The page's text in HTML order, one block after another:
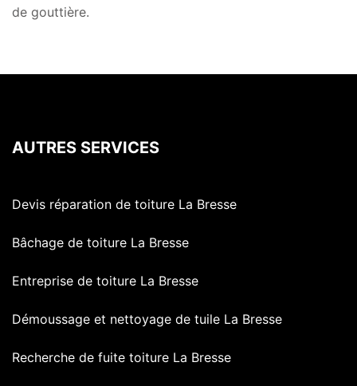
de gouttière.
AUTRES SERVICES
Devis réparation de toiture La Bresse
Bâchage de toiture La Bresse
Entreprise de toiture La Bresse
Démoussage et nettoyage de tuile La Bresse
Recherche de fuite toiture La Bresse